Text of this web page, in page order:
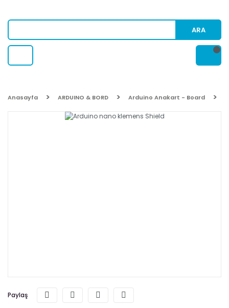
ARA
Anasayfa ARDUINO & BORD Arduino Anakart - Board
Paylaş